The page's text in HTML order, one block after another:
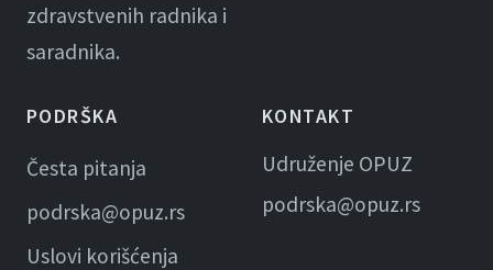
zdravstvenih radnika i
saradnika.
PODRŠKA
Česta pitanja
podrska@opuz.rs
Uslovi korišćenja
KONTAKT
Udruženje OPUZ
podrska@opuz.rs